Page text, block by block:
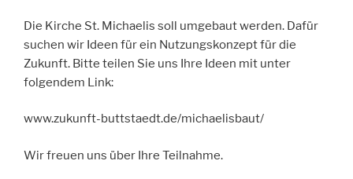
Die Kirche St. Michaelis soll umgebaut werden. Dafür
suchen wir Ideen für ein Nutzungskonzept für die
Zukunft. Bitte teilen Sie uns Ihre Ideen mit unter
folgendem Link:
www.zukunft-buttstaedt.de/michaelisbaut/
Wir freuen uns über Ihre Teilnahme.